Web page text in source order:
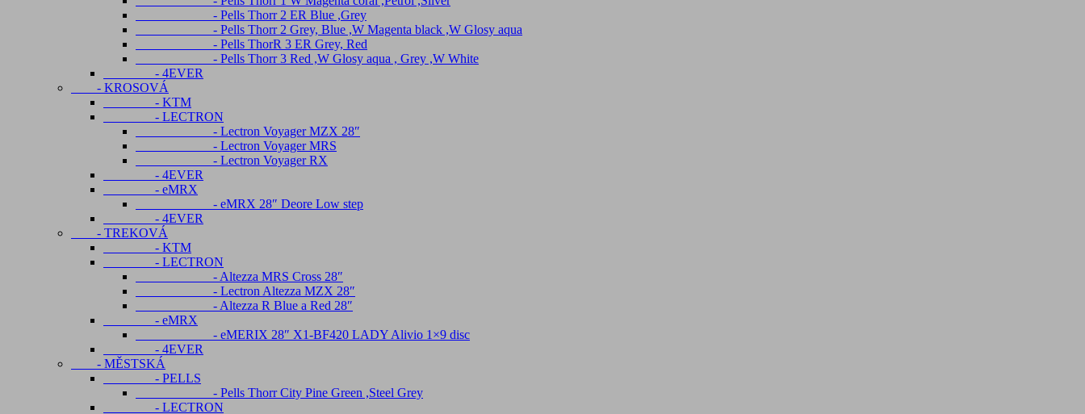
- Pells Thorr 2 ER Blue ,Grey
- Pells Thorr 2 Grey, Blue ,W Magenta black ,W Glosy aqua
- Pells ThorR 3 ER Grey, Red
- Pells Thorr 3 Red ,W Glosy aqua , Grey ,W White
- 4EVER
- KROSOVÁ
- KTM
- LECTRON
- Lectron Voyager MZX 28″
- Lectron Voyager MRS
- Lectron Voyager RX
- 4EVER
- eMRX
- eMRX 28″ Deore Low step
- 4EVER
- TREKOVÁ
- KTM
- LECTRON
- Altezza MRS Cross 28″
- Lectron Altezza MZX 28″
- Altezza R Blue a Red 28″
- eMRX
- eMERIX 28″ X1-BF420 LADY Alivio 1×9 disc
- 4EVER
- MĚSTSKÁ
- PELLS
- Pells Thorr City Pine Green ,Steel Grey
- LECTRON